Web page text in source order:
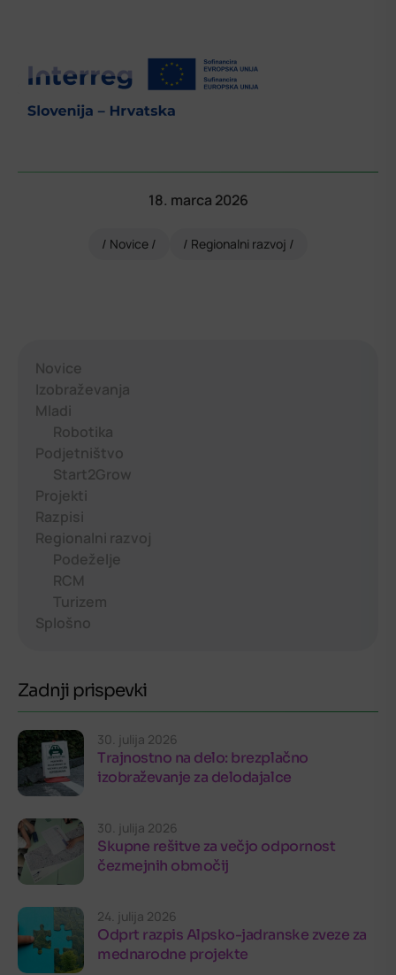
18. marca 2026
Novice Regionalni razvoj
Novice
Izobraževanja
Mladi
Robotika
Podjetništvo
Start2Grow
Projekti
Razpisi
Regionalni razvoj
Podeželje
RCM
Turizem
Splošno
Zadnji prispevki
30. julija 2026
Trajnostno na delo: brezplačno
izobraževanje za delodajalce
30. julija 2026
Skupne rešitve za večjo odpornost
čezmejnih območij
24. julija 2026
Odprt razpis Alpsko-jadranske zveze za
mednarodne projekte